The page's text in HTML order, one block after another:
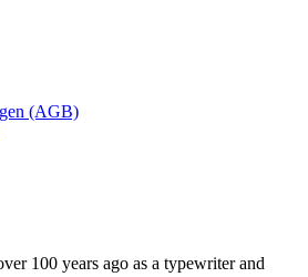
(AGB)
100 years ago as a typewriter and